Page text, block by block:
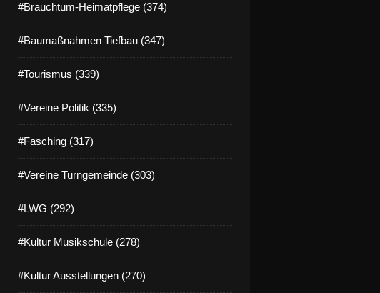
#Brauchtum-Heimatpflege (374)
#Baumaßnahmen Tiefbau (347)
#Tourismus (339)
#Vereine Politik (335)
#Fasching (317)
#Vereine Turngemeinde (303)
#LWG (292)
#Kultur Musikschule (278)
#Kultur Ausstellungen (270)